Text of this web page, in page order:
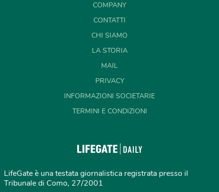
COMPANY
CONTATTI
CHI SIAMO
LA STORIA
MAIL
PRIVACY
INFORMAZIONI SOCIETARIE
TERMINI E CONDIZIONI
LifeGate è una testata giornalistica registrata presso il
Tribunale di Como, 27/2001